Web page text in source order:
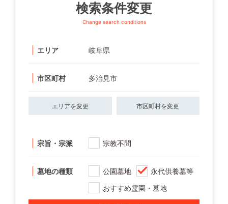
検索条件変更
Change search conditions
エリア 岐阜県
市区町村 多治見市
エリアを変更 市区町村を変更
宗旨・宗派 宗教不問
墓地の種類 公園墓地
永代供養墓等
おすすめ霊園・墓地